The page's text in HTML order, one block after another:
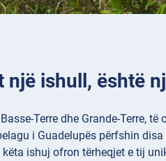
ishull, është
Terre dhe Grande-Terre,
i Guadelupës përfshin
ishuj ofron tërheqjet e tij